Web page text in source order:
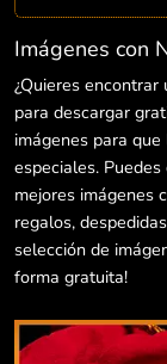
Imágenes con
¿Quieres encontrar
para descargar
imágenes para
especiales.
mejores imágenes
regalos,
selección de
forma gratuita!